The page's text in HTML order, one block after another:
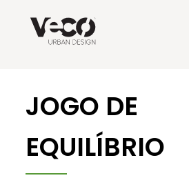
JOGO DE
EQUILÍBRIO